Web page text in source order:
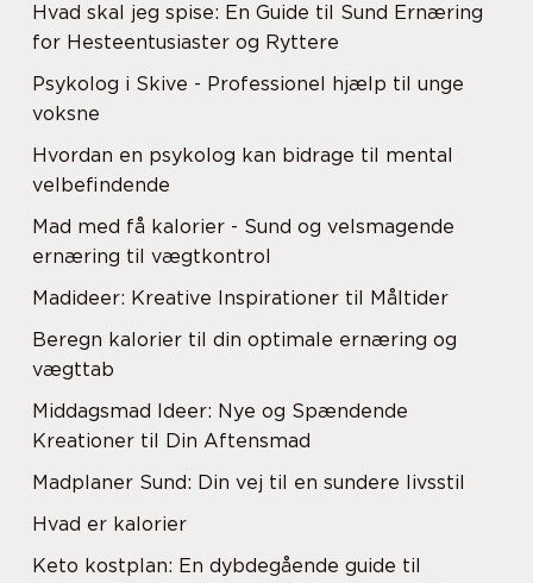
Hvad skal jeg spise: En Guide til Sund Ernæring
for Hesteentusiaster og Ryttere
Psykolog i Skive - Professionel hjælp til unge
voksne
Hvordan en psykolog kan bidrage til mental
velbefindende
Mad med få kalorier - Sund og velsmagende
ernæring til vægtkontrol
Madideer: Kreative Inspirationer til Måltider
Beregn kalorier til din optimale ernæring og
vægttab
Middagsmad Ideer: Nye og Spændende
Kreationer til Din Aftensmad
Madplaner Sund: Din vej til en sundere livsstil
Hvad er kalorier
Keto kostplan: En dybdegående guide til